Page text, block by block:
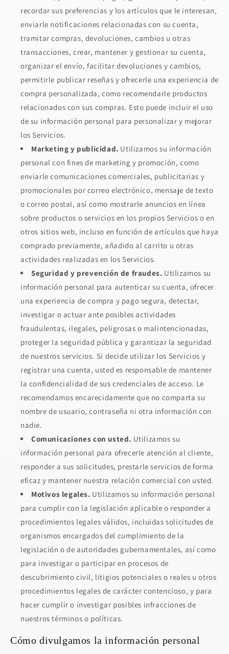
recordar sus preferencias y los artículos que le interesan,
enviarle notificaciones relacionadas con su cuenta,
tramitar compras, devoluciones, cambios u otras
transacciones, crear, mantener y gestionar su cuenta,
organizar el envío, facilitar devoluciones y cambios,
permitirle publicar reseñas y ofrecerle una experiencia de
compra personalizada, como recomendarle productos
relacionados con sus compras. Esto puede incluir el uso
de su información personal para personalizar y mejorar
los Servicios.
Marketing y publicidad. Utilizamos su información
personal con fines de marketing y promoción, como
enviarle comunicaciones comerciales, publicitarias y
promocionales por correo electrónico, mensaje de texto
o correo postal, así como mostrarle anuncios en línea
sobre productos o servicios en los propios Servicios o en
otros sitios web, incluso en función de artículos que haya
comprado previamente, añadido al carrito u otras
actividades realizadas en los Servicios.
Seguridad y prevención de fraudes. Utilizamos su
información personal para autenticar su cuenta, ofrecer
una experiencia de compra y pago segura, detectar,
investigar o actuar ante posibles actividades
fraudulentas, ilegales, peligrosas o malintencionadas,
proteger la seguridad pública y garantizar la seguridad
de nuestros servicios. Si decide utilizar los Servicios y
registrar una cuenta, usted es responsable de mantener
la confidencialidad de sus credenciales de acceso. Le
recomendamos encarecidamente que no comparta su
nombre de usuario, contraseña ni otra información con
nadie.
Comunicaciones con usted. Utilizamos su
información personal para ofrecerle atención al cliente,
responder a sus solicitudes, prestarle servicios de forma
eficaz y mantener nuestra relación comercial con usted.
Motivos legales. Utilizamos su información personal
para cumplir con la legislación aplicable o responder a
procedimientos legales válidos, incluidas solicitudes de
organismos encargados del cumplimiento de la
legislación o de autoridades gubernamentales, así como
para investigar o participar en procesos de
descubrimiento civil, litigios potenciales o reales u otros
procedimientos legales de carácter contencioso, y para
hacer cumplir o investigar posibles infracciones de
nuestros términos o políticas.
Cómo divulgamos la información personal